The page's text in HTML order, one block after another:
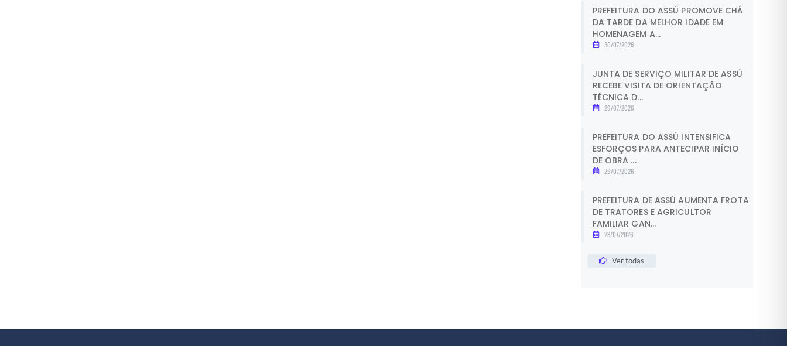
PREFEITURA DO ASSÚ PROMOVE CHÁ
DA TARDE DA MELHOR IDADE EM
HOMENAGEM A...
30/07/2026
JUNTA DE SERVIÇO MILITAR DE ASSÚ
RECEBE VISITA DE ORIENTAÇÃO
TÉCNICA D...
29/07/2026
PREFEITURA DO ASSÚ INTENSIFICA
ESFORÇOS PARA ANTECIPAR INÍCIO
DE OBRA ...
29/07/2026
PREFEITURA DE ASSÚ AUMENTA FROTA
DE TRATORES E AGRICULTOR
FAMILIAR GAN...
28/07/2026
Ver todas